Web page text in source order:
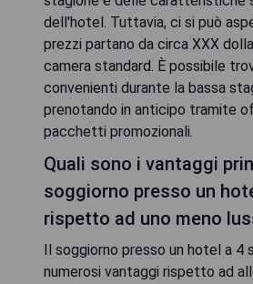
dell'hotel. Tuttavia, ci si può
prezzi partano da circa XXX
camera standard. È possibile
convenienti durante la bassa
prenotando in anticipo tramite
pacchetti promozionali.
Quali sono i vantaggi
soggiorno presso un
rispetto ad uno meno
Il soggiorno presso un hotel a
numerosi vantaggi rispetto ad